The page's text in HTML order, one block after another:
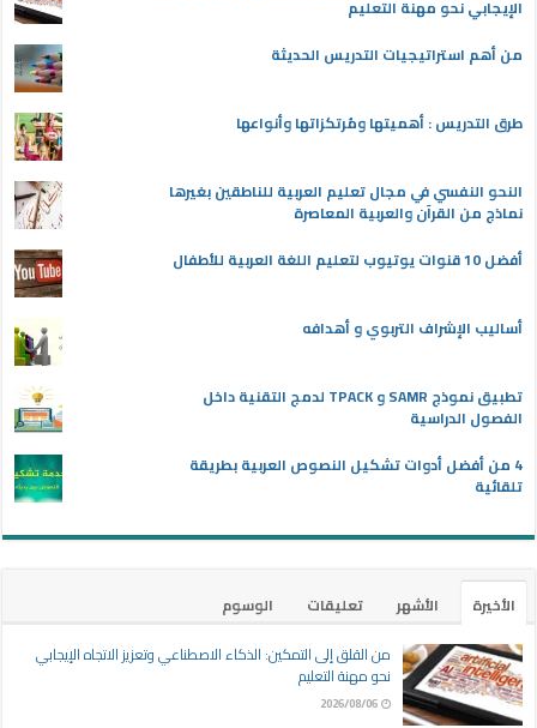
الإيجابي نحو مهنة التعليم
من أهم استراتيجيات التدريس الحديثة
طرق التدريس : أهميتها ومُرتكزاتها وأنواعها
النحو النفسي في مجال تعليم العربية للناطقين بغيرها
نماذج من القرآن والعربية المعاصرة
أفضل 10 قنوات يوتيوب لتعليم اللغة العربية للأطفال
أساليب الإشراف التربوي و أهدافه
تطبيق نموذج SAMR و TPACK لدمج التقنية داخل
الفصول الدراسية
4 من أفضل أدوات تشكيل النصوص العربية بطريقة
تلقائية
الأخيرة الأشهر تعليقات
الوسوم
من القلق إلى التمكين: الذكاء الاصطناعي وتعزيز الاتجاه الإيجابي
نحو مهنة التعليم
2026/08/06